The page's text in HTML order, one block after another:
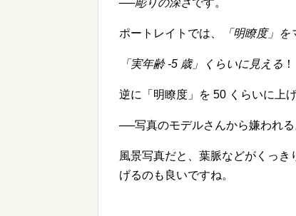
──彫りの深さです。
ポートレイトでは、 「明瞭度」
「実年齢 -5 歳」くらいに見える ！
逆に「明瞭度」を 50 くらいに上
──写真のモデルさんから嫌われる
風景写真だと、葉脈などがくっ
げるのも良いですね。